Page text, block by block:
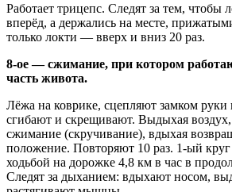
Работает трицепс. Следят за тем, чтобы
вперёд, а держались на месте,
только локти — вверх и вниз 20 раз.
8-ое — сжимание, при котором
часть живота.
Лёжа на коврике, сцепляют замком руки
сгибают и скрещивают. Выдыхая
сжимание (скручивание), вдыхая
положение. Повторяют 10 раз. 1-ый
ходьбой на дорожке 4,8 км в час в
Следят за дыханием: вдыхают носом,